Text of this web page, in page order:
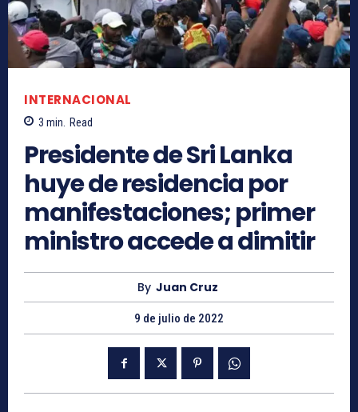
INTERNACIONAL
3 min. Read
Presidente de Sri Lanka
huye de residencia por
manifestaciones; primer
ministro accede a dimitir
By Juan Cruz
9 de julio de 2022